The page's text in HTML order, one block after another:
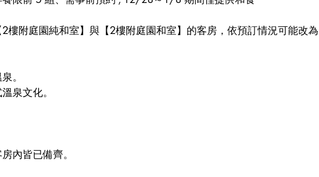
附庭園純和室】與【2樓附庭園和室】的客房，依預訂情況可能改為
。
泉文化。
內皆已備齊。